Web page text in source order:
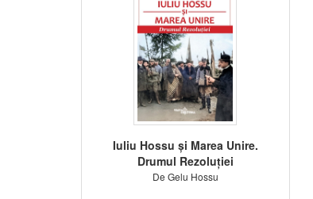
Iuliu Hossu și Marea Unire.
Drumul Rezoluției
De Gelu Hossu